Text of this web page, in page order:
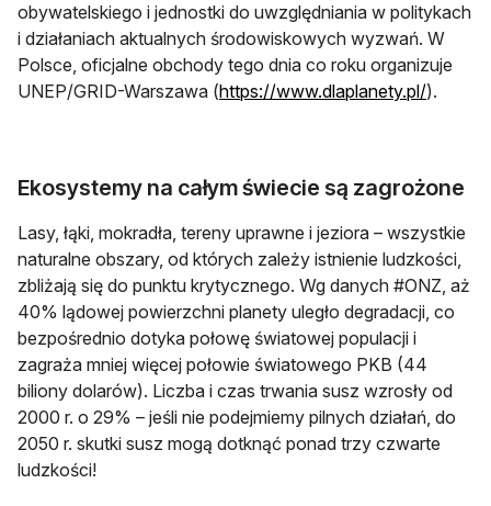
obywatelskiego i jednostki do uwzględniania w politykach
i działaniach aktualnych środowiskowych wyzwań. W
Polsce, oficjalne obchody tego dnia co roku organizuje
UNEP/GRID-Warszawa (https://www.dlaplanety.pl/otwiera
).
Ekosystemy na całym świecie są zagrożone
Lasy, łąki, mokradła, tereny uprawne i jeziora – wszystkie
naturalne obszary, od których zależy istnienie ludzkości,
zbliżają się do punktu krytycznego. Wg danych #ONZ, aż
40% lądowej powierzchni planety uległo degradacji, co
bezpośrednio dotyka połowę światowej populacji i
zagraża mniej więcej połowie światowego PKB (44
biliony dolarów). Liczba i czas trwania susz wzrosły od
2000 r. o 29% – jeśli nie podejmiemy pilnych działań, do
2050 r. skutki susz mogą dotknąć ponad trzy czwarte
ludzkości!